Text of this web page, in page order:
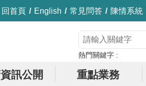
回首頁 English 常見問答 陳情系統
熱門關鍵字
訊公開 重點業務